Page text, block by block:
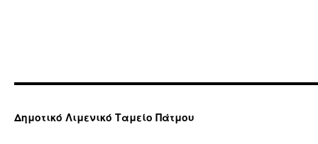
Δημοτικό Λιμενικό Ταμείο Πάτμου